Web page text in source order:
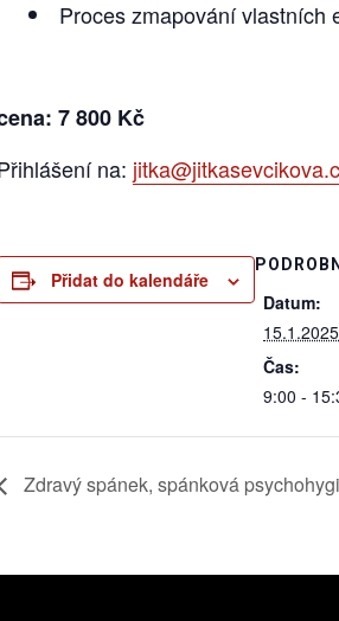
Proces zmapování vlastních
7 800 Kč
na:
Přidat do kalendáře
Datum:
15.1.2025
Čas:
9:00 -
Zdravý spánek, spánková